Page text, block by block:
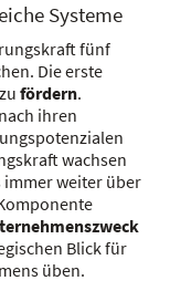
Systeme
fünf
Die erste
fördern.
ihren
wachsen
immer weiter über
Blick für
üben.